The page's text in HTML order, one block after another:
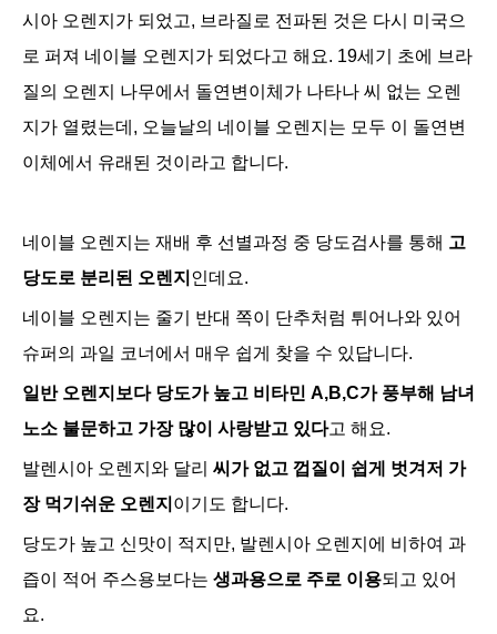
시아 오렌지가 되었고, 브라질로 전파된 것은 다시 미국으
로 퍼져 네이블 오렌지가 되었다고 해요. 19세기 초에 브라
질의 오렌지 나무에서 돌연변이체가 나타나 씨 없는 오렌
지가 열렸는데, 오늘날의 네이블 오렌지는 모두 이 돌연변
이체에서 유래된 것이라고 합니다.
네이블 오렌지는 재배 후 선별과정 중 당도검사를 통해 고
당도로 분리된 오렌지 인데요.
네이블 오렌지는 줄기 반대 쪽이 단추처럼 튀어나와 있어
슈퍼의 과일 코너에서 매우 쉽게 찾을 수 있답니다.
일반 오렌지보다 당도가 높고 비타민 A,B,C가 풍부해 남녀
노소 불문하고 가장 많이 사랑받고 있다고 해요.
발렌시아 오렌지와 달리 씨가 없고 껍질이 쉽게 벗겨저 가
장 먹기쉬운 오렌지 이기도 합니다.
당도가 높고 신맛이 적지만, 발렌시아 오렌지에 비하여 과
즙이 적어 주스용보다는 생과용으로 주로 이용되고 있어
요.